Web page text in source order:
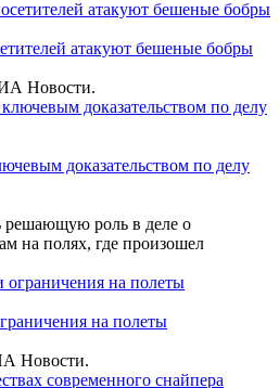
атакуют бешеные бобры
Новости.
доказательством по делу
решающую роль в деле о
на полях, где произошел
на полеты
Новости.